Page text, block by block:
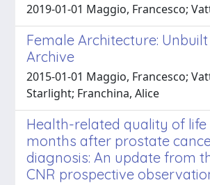
2019-01-01 Maggio, Francesco;
Female Architecture:
Archive
2015-01-01 Maggio, Francesco;
Starlight; Franchina, Alice
Health-related quality of life
months after prostate
diagnosis: An update from
CNR prospective